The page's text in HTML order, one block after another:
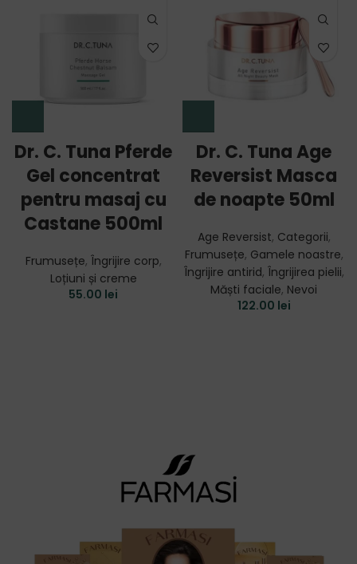
Dr. C. Tuna Pferde
Gel concentrat
pentru masaj cu
Castane 500ml
Frumusețe, Îngrijire corp,
Loțiuni și creme
55.00 lei
Dr. C. Tuna Age
Reversist Masca
de noapte 50ml
Age Reversist, Categorii,
Frumusețe, Gamele noastre,
Îngrijire antirid, Îngrijirea pielii,
Măști faciale, Nevoi
122.00 lei